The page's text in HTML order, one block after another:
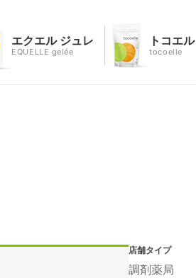
エクエル ジュレ
EQUELLE gelée
トコエル
tocoelle
店舗タイプ
調剤薬局